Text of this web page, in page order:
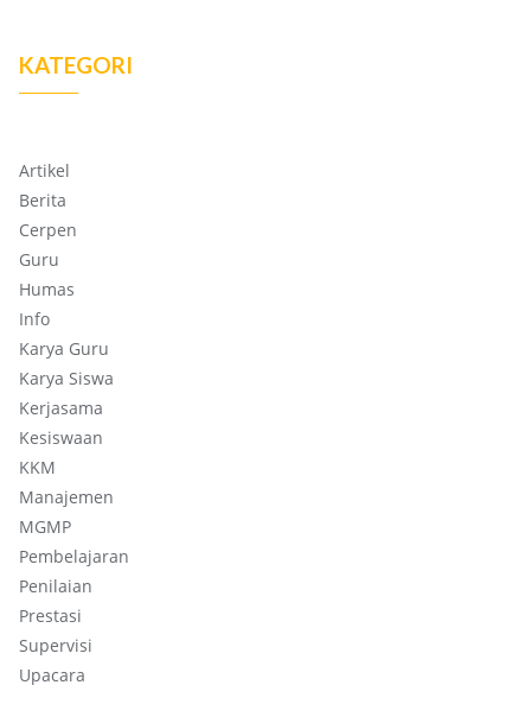
KATEGORI
Artikel
Berita
Cerpen
Guru
Humas
Info
Karya Guru
Karya Siswa
Kerjasama
Kesiswaan
KKM
Manajemen
MGMP
Pembelajaran
Penilaian
Prestasi
Supervisi
Upacara